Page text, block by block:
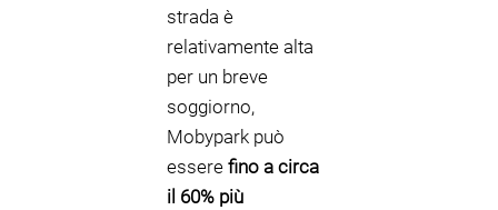
strada è
relativamente alta
per un breve
soggiorno,
Mobypark può
essere fino a circa
il 60% più